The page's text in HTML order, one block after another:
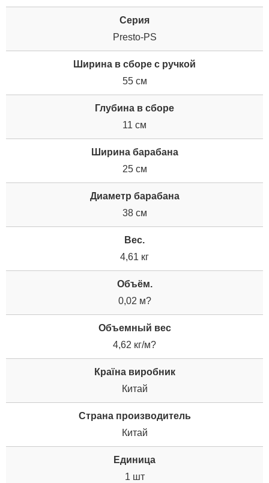
Серия
Presto-PS
Ширина в сборе с ручкой
55 см
Глубина в сборе
11 см
Ширина барабана
25 см
Диаметр барабана
38 см
Вес.
4,61 кг
Объём.
0,02 м?
Объемный вес
4,62 кг/м?
Країна виробник
Китай
Страна производитель
Китай
Единица
1 шт